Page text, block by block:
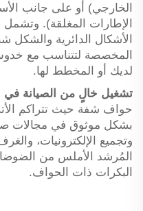
الخارجي) أو على جانب
الإطارات المغلقة).
الأشكال الدائرية والشكل
المخصصة لتتناسب مع
لديك أو المخطط لها.
تشغيل خالٍ من الصيانة في
حواف شفة حيث تتراكم
بشكل موثوق في مجالات
وتجميع الإلكترونيات،
المُرشد الأملس من
البكرات ذات الحواف.